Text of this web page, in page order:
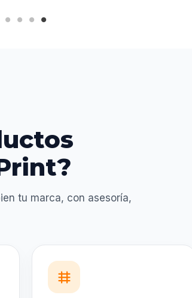
tu marca, con asesoría,